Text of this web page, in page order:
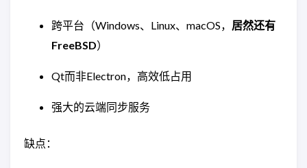
跨平台（Windows、Linux、macOS， 居然还有
FreeBSD）
Qt而非Electron，高效低占用
强大的云端同步服务
缺点：